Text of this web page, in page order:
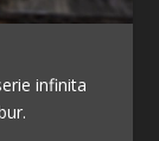
infinita